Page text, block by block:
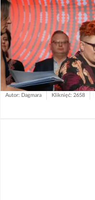
Autor: Dagmara Kliknięć: 2658